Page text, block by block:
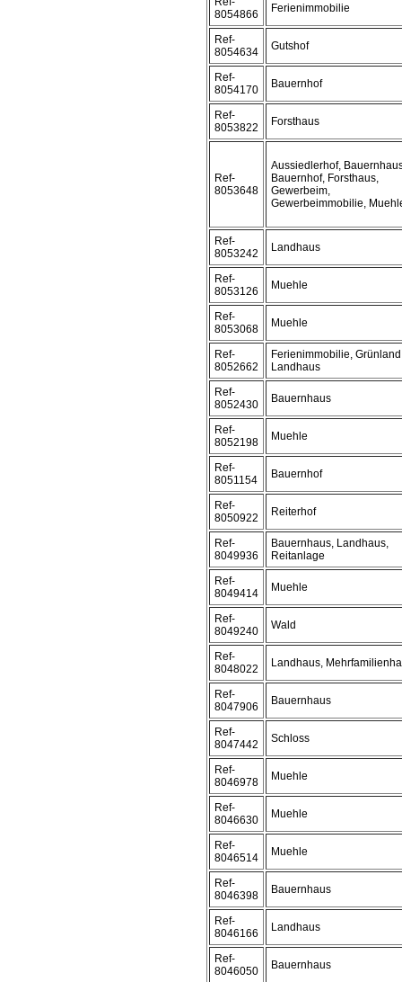
8054866
Ferienimmobilie
Ref-
8054634
Gutshof
Ref-
8054170
Bauernhof
Ref-
8053822
Forsthaus
Ref-
8053648
Aussiedlerhof,
Bauernhof, Forsthaus,
Gewerbeim,
Gewerbeimmobilie,
Ref-
8053242
Landhaus
Ref-
8053126
Muehle
Ref-
8053068
Muehle
Ref-
8052662
Ferienimmobilie,
Landhaus
Ref-
8052430
Bauernhaus
Ref-
8052198
Muehle
Ref-
8051154
Bauernhof
Ref-
8050922
Reiterhof
Ref-
8049936
Bauernhaus, Landhaus,
Reitanlage
Ref-
8049414
Muehle
Ref-
8049240
Wald
Ref-
8048022
Landhaus,
Ref-
8047906
Bauernhaus
Ref-
8047442
Schloss
Ref-
8046978
Muehle
Ref-
8046630
Muehle
Ref-
8046514
Muehle
Ref-
8046398
Bauernhaus
Ref-
8046166
Landhaus
Ref-
8046050
Bauernhaus